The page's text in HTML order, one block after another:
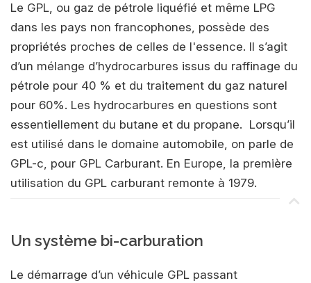
Le GPL, ou gaz de pétrole liquéfié et même LPG
dans les pays non francophones, possède des
propriétés proches de celles de l'essence. Il s’agit
d’un mélange d’hydrocarbures issus du raffinage du
pétrole pour 40 % et du traitement du gaz naturel
pour 60%. Les hydrocarbures en questions sont
essentiellement du butane et du propane. Lorsqu’il
est utilisé dans le domaine automobile, on parle de
GPL-c, pour GPL Carburant. En Europe, la première
utilisation du GPL carburant remonte à 1979.
Un système bi-carburation
Le démarrage d’un véhicule GPL passant